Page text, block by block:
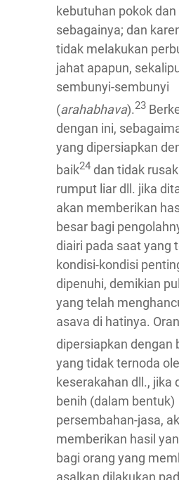
kebutuhan pokok dan
sebagainya; dan
tidak melakukan
jahat apapun,
sembunyi-sembunyi
(arahabhava).23
dengan ini,
yang dipersiapkan
baik24 dan tidak
rumput liar dll. jika
akan memberikan
besar bagi
diairi pada saat yang
kondisi-kondisi
dipenuhi, demikian
yang telah
asava di hatinya.
dipersiapkan dengan
yang tidak ternoda
keserakahan dll., jika
benih (dalam bentuk)
persembahan-jasa,
memberikan hasil
bagi orang yang
asalkan dilakukan